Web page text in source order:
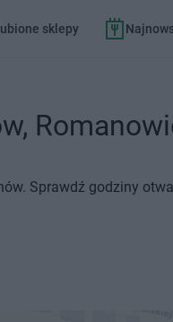
sklepy
Sprawdź godziny